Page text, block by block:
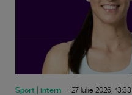
Sport | intern 27 Iulie 2026, 13:33